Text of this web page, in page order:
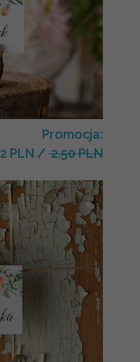
Promocja:
2 PLN / 2.50 PLN